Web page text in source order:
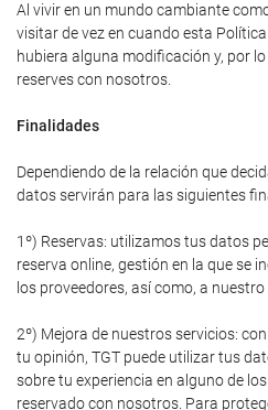
Al vivir en un mundo cambiante
visitar de vez en cuando esta
hubiera alguna modificación y, por
reserves con nosotros.
Finalidades
Dependiendo de la relación que
datos servirán para las siguientes
1º) Reservas: utilizamos tus datos
reserva online, gestión en la que se
los proveedores, así como, a
2º) Mejora de nuestros servicios:
tu opinión, TGT puede utilizar tus
sobre tu experiencia en alguno de
reservado con nosotros. Para